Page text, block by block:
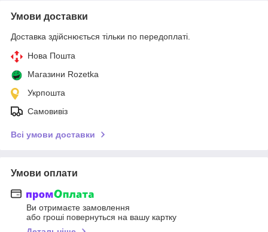
Умови доставки
Доставка здійснюється тільки по передоплаті.
Нова Пошта
Магазини Rozetka
Укрпошта
Самовивіз
Всі умови доставки
Умови оплати
Ви отримаєте замовлення
або гроші повернуться на вашу картку